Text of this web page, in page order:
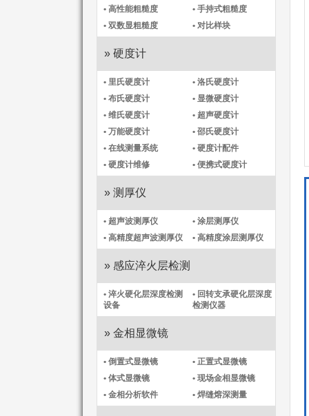
• 高性能粗糙度
• 手持式粗糙度
• 双数显粗糙度
• 对比样块
» 硬度计
• 里氏硬度计
• 洛氏硬度计
• 布氏硬度计
• 显微硬度计
• 维氏硬度计
• 超声硬度计
• 万能硬度计
• 邵氏硬度计
• 在线测量系统
• 硬度计配件
• 硬度计维修
• 便携式硬度计
» 测厚仪
• 超声波测厚仪
• 涂层测厚仪
• 高精度超声波测厚仪
• 高精度涂层测厚仪​
» 感应淬火层检测
• 淬火硬化层深度检测
设备
• 回转支承硬化层深度
检测仪器
» 金相显微镜
• 倒置式显微镜
• 正置式显微镜
• 体式显微镜
• 现场金相显微镜
• 金相分析软件
• 焊缝熔深测量